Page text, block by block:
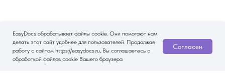
EasyDocs обрабатывает файлы cookie. Они помогают нам
делать этот сайт удобнее для пользователей. Продолжая
работу с сайтом https://easydocs.ru, Вы соглашаетесь с
обработкой файлов cookie Вашего браузера
Согласен